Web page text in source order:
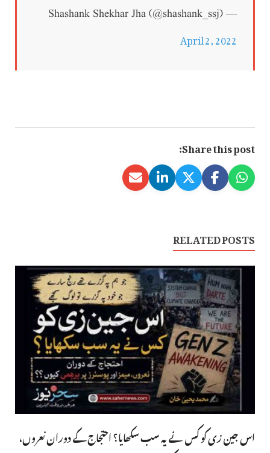
— Shashank Shekhar Jha (@shashank_ssj)
April 2, 2022
Share this post:
RELATED POSTS
اس جین زی کو کس نے یہ سب سکھایا؟ احتجاج کے دوران نعروں،